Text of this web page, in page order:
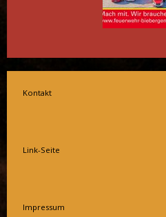
Kontakt
Link-Seite
Impressum